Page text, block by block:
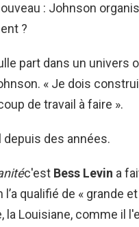
: Johnson
?
part dans un univers
« Je dois
de travail à faire ».
des années.
c'est Bess Levin a
qualifié de « grande
la Louisiane, comme il